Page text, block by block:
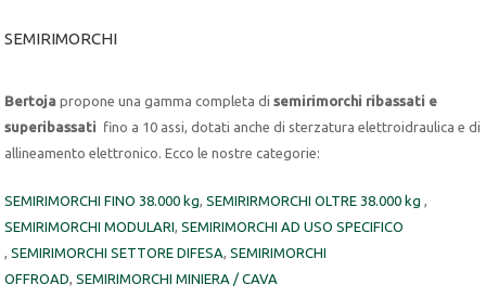
SEMIRIMORCHI
Bertoja propone una gamma completa disemirimorchi ribassati e
superibassati fino a 10 assi, dotati anche di sterzatura elettroidraulica e di
allineamento elettronico. Ecco le nostre categorie:
SEMIRIMORCHI FINO 38.000 kg,SEMIRIRMORCHI OLTRE 38.000 kg ,
SEMIRIMORCHI MODULARI,SEMIRIMORCHI AD USO SPECIFICO
,SEMIRIMORCHI SETTORE DIFESA,SEMIRIMORCHI
OFFROAD,SEMIRIMORCHI MINIERA / CAVA